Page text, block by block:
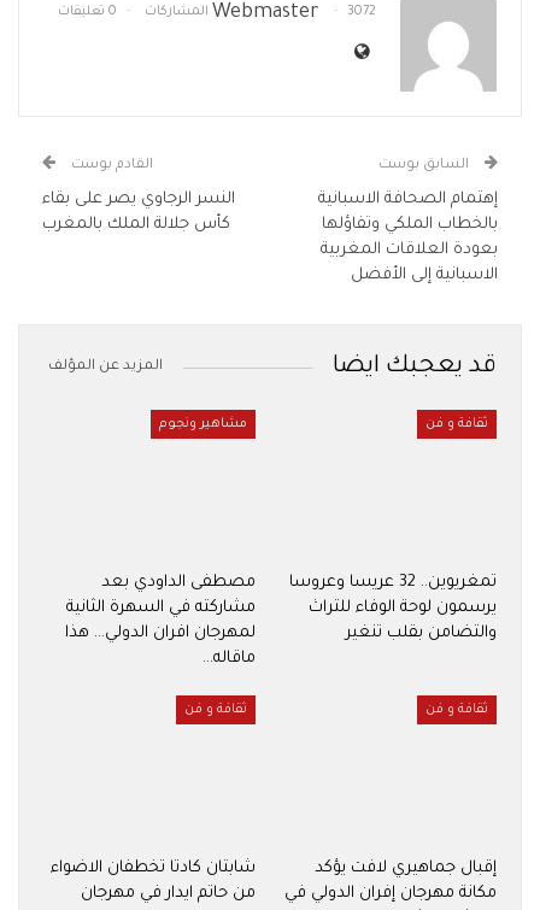
Webmaster 3072 المشاركات 0 تعليقات
السابق بوست
إهتمام الصحافة الاسبانية
بالخطاب الملكي وتفاؤلها
بعودة العلاقات المغربية
الاسبانية إلى الأفضل
القادم بوست
النسر الرجاوي يصر على بقاء
كأس جلالة الملك بالمغرب
قد يعجبك ايضا المزيد عن المؤلف
ثقافة و فن
تمغريوين.. 32 عريسا وعروسا
يرسمون لوحة الوفاء للتراث
والتضامن بقلب تنغير
مشاهير ونجوم
مصطفى الداودي بعد
مشاركته في السهرة الثانية
لمهرجان افران الدولي… هذا
ماقاله…
ثقافة و فن
إقبال جماهيري لافت يؤكد
مكانة مهرجان إفران الدولي في
ثقافة و فن
شابتان كادتا تخطفان الاضواء
من حاتم ايدار في مهرجان